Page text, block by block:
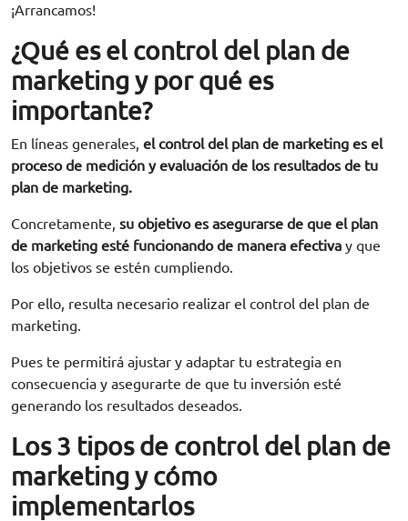
¡Arrancamos!
¿Qué es el control del plan de
marketing y por qué es
importante?
En líneas generales, el control del plan de marketing es el
proceso de medición y evaluación de los resultados de tu
plan de marketing.
Concretamente, su objetivo es asegurarse de que el plan
de marketing esté funcionando de manera efectiva y que
los objetivos se estén cumpliendo.
Por ello, resulta necesario realizar el control del plan de
marketing.
Pues te permitirá ajustar y adaptar tu estrategia en
consecuencia y asegurarte de que tu inversión esté
generando los resultados deseados.
Los 3 tipos de control del plan de
marketing y cómo
implementarlos